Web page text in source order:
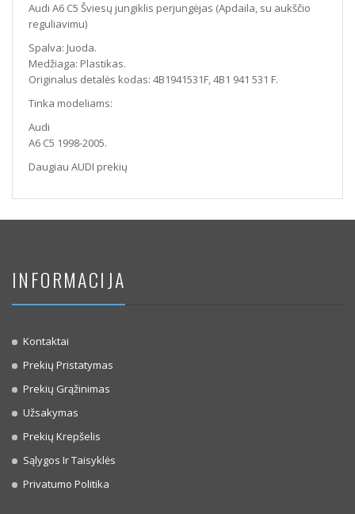
Audi A6 C5 Šviesų jungiklis perjungėjas (Apdaila, su aukščio
reguliavimu)
Spalva: Juoda.
Medžiaga: Plastikas.
Originalus detalės kodas: 4B1941531F, 4B1 941 531 F.
Tinka modeliams:
Audi
A6 C5 1998-2005.
Daugiau AUDI prekių
INFORMACIJA
Kontaktai
Prekių Pristatymas
Prekių Grąžinimas
Užsakymas
Prekių Krepšelis
Sąlygos Ir Taisyklės
Privatumo Politika